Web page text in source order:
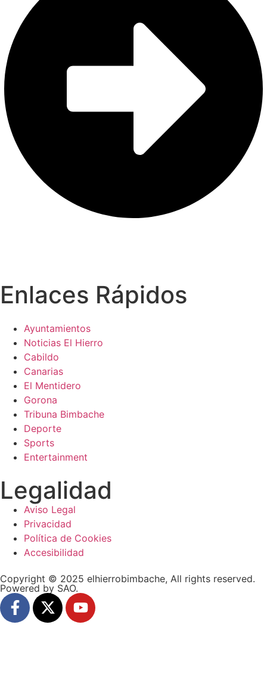
Enlaces Rápidos
Ayuntamientos
Noticias El Hierro
Cabildo
Canarias
El Mentidero
Gorona
Tribuna Bimbache
Deporte
Sports
Entertainment
Legalidad
Aviso Legal
Privacidad
Política de Cookies
Accesibilidad
Copyright © 2025 elhierrobimbache, All rights reserved.
Powered by SAO.